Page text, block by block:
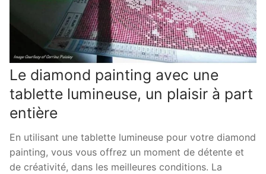
Le diamond painting avec une
tablette lumineuse, un plaisir à part
entière
En utilisant une tablette lumineuse pour votre diamond
painting, vous vous offrez un moment de détente et
de créativité, dans les meilleures conditions. La